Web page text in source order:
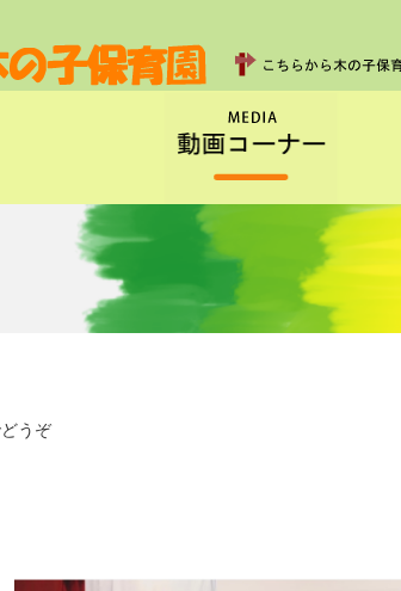
うぞ